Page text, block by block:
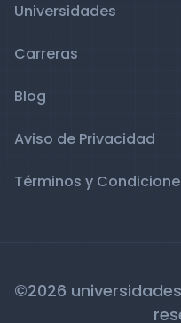
Universidades
Carreras
Blog
Aviso de Privacidad
Términos y
©2026